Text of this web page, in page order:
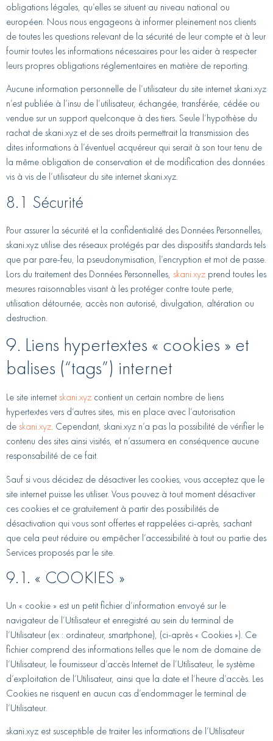
obligations légales, qu’elles se situent au niveau national ou
européen. Nous nous engageons à informer pleinement nos clients
de toutes les questions relevant de la sécurité de leur compte et à leur
fournir toutes les informations nécessaires pour les aider à respecter
leurs propres obligations réglementaires en matière de reporting.
Aucune information personnelle de l’utilisateur du site internet skani.xyz
n’est publiée à l’insu de l’utilisateur, échangée, transférée, cédée ou
vendue sur un support quelconque à des tiers. Seule l’hypothèse du
rachat de skani.xyz et de ses droits permettrait la transmission des
dites informations à l’éventuel acquéreur qui serait à son tour tenu de
la même obligation de conservation et de modification des données
vis à vis de l’utilisateur du site internet skani.xyz.
8.1 Sécurité
Pour assurer la sécurité et la confidentialité des Données Personnelles,
skani.xyz utilise des réseaux protégés par des dispositifs standards tels
que par pare-feu, la pseudonymisation, l’encryption et mot de passe.
Lors du traitement des Données Personnelles, skani.xyz prend toutes les
mesures raisonnables visant à les protéger contre toute perte,
utilisation détournée, accès non autorisé, divulgation, altération ou
destruction.
9. Liens hypertextes « cookies » et
balises (“tags”) internet
Le site internet skani.xyz contient un certain nombre de liens
hypertextes vers d’autres sites, mis en place avec l’autorisation
de skani.xyz. Cependant, skani.xyz n’a pas la possibilité de vérifier le
contenu des sites ainsi visités, et n’assumera en conséquence aucune
responsabilité de ce fait.
Sauf si vous décidez de désactiver les cookies, vous acceptez que le
site internet puisse les utiliser. Vous pouvez à tout moment désactiver
ces cookies et ce gratuitement à partir des possibilités de
désactivation qui vous sont offertes et rappelées ci-après, sachant
que cela peut réduire ou empêcher l’accessibilité à tout ou partie des
Services proposés par le site.
9.1. « COOKIES »
Un « cookie » est un petit fichier d’information envoyé sur le
navigateur de l’Utilisateur et enregistré au sein du terminal de
l’Utilisateur (ex : ordinateur, smartphone), (ci-après « Cookies »). Ce
fichier comprend des informations telles que le nom de domaine de
l’Utilisateur, le fournisseur d’accès Internet de l’Utilisateur, le système
d’exploitation de l’Utilisateur, ainsi que la date et l’heure d’accès. Les
Cookies ne risquent en aucun cas d’endommager le terminal de
l’Utilisateur.
skani.xyz est susceptible de traiter les informations de l’Utilisateur